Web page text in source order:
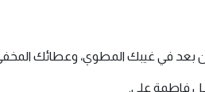
بعد في غيبك المطوي، وعطائك
فاطمة علي.